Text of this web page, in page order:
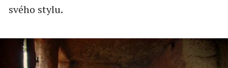
svého stylu.